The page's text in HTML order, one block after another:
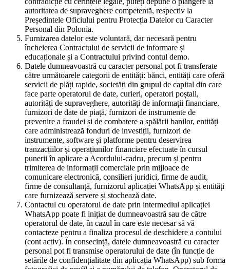
autoritatea de supraveghere competentă, respectiv la
Președintele Oficiului pentru Protecția Datelor cu Caracter
Personal din Polonia.
Furnizarea datelor este voluntară, dar necesară pentru
încheierea Contractului de servicii de informare și
educaționale și a Contractului privind contul demo.
Datele dumneavoastră cu caracter personal pot fi transferate
către următoarele categorii de entități: bănci, entități care oferă
servicii de plăți rapide, societăți din grupul de capital din care
face parte operatorul de date, curieri, operatori poștali,
autorități de supraveghere, autorități de informații financiare,
furnizori de date de piață, furnizori de instrumente de
prevenire a fraudei și de combatere a spălării banilor, entități
care administrează fonduri de investiții, furnizori de
instrumente, software și platforme pentru deservirea
tranzacțiilor și operațiunilor financiare efectuate în cursul
punerii în aplicare a Acordului-cadru, precum și pentru
trimiterea de informații comerciale prin mijloace de
comunicare electronică, consilieri juridici, firme de audit,
firme de consultanță, furnizorul aplicației WhatsApp și entități
care furnizează servere și stochează date.
Contactul cu operatorul de date prin intermediul aplicației
WhatsApp poate fi inițiat de dumneavoastră sau de către
operatorul de date, în cazul în care este necesar să vă
contacteze pentru a finaliza procesul de deschidere a contului
(cont activ). În consecință, datele dumneavoastră cu caracter
personal pot fi transmise operatorului de date (în funcție de
setările de confidențialitate din aplicația WhatsApp) sub forma